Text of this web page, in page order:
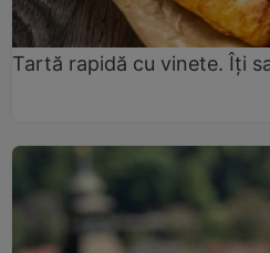
Tartă rapidă cu vinete. Îți